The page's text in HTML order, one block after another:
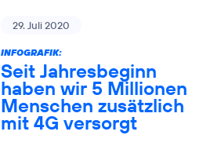
29. Juli 2020
INFOGRAFIK:
Seit Jahresbeginn
haben wir 5 Millionen
Menschen zusätzlich
mit 4G versorgt